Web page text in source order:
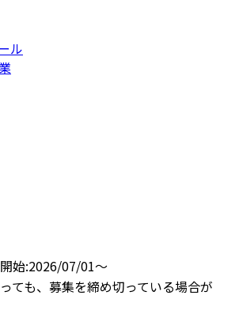
ル
始:2026/07/01～
ても、募集を締め切っている場合が